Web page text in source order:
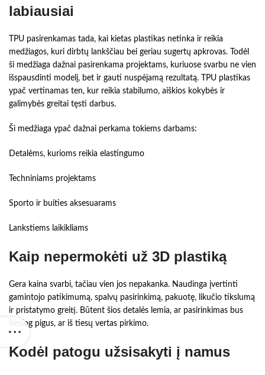
labiausiai
TPU pasirenkamas tada, kai kietas plastikas netinka ir reikia
medžiagos, kuri dirbtų lankščiau bei geriau sugertų apkrovas. Todėl
ši medžiaga dažnai pasirenkama projektams, kuriuose svarbu ne vien
išspausdinti modelį, bet ir gauti nuspėjamą rezultatą. TPU plastikas
ypač vertinamas ten, kur reikia stabilumo, aiškios kokybės ir
galimybės greitai tęsti darbus.
Ši medžiaga ypač dažnai perkama tokiems darbams:
Detalėms, kurioms reikia elastingumo
Techniniams projektams
Sporto ir buities aksesuarams
Lankstiems laikikliams
Kaip nepermokėti už 3D plastiką
Gera kaina svarbi, tačiau vien jos nepakanka. Naudinga įvertinti
gamintojo patikimumą, spalvų pasirinkimą, pakuotę, likučio tikslumą
ir pristatymo greitį. Būtent šios detalės lemia, ar pasirinkimas bus
tiesiog pigus, ar iš tiesų vertas pirkimo.
Kodėl patogu užsisakyti į namus